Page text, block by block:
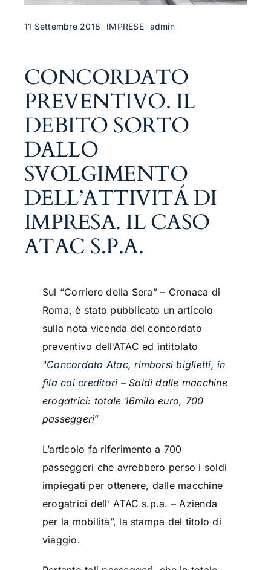
11 Settembre 2018 IMPRESE admin
CONCORDATO
PREVENTIVO. IL
DEBITO SORTO
DALLO
SVOLGIMENTO
DELL’ATTIVITÁ DI
IMPRESA. IL CASO
ATAC S.P.A.
Sul “Corriere della Sera” – Cronaca di
Roma, è stato pubblicato un articolo
sulla nota vicenda del concordato
preventivo dell’ATAC ed intitolato
“Concordato Atac, rimborsi biglietti, in
fila coi creditori – Soldi dalle macchine
erogatrici: totale 16mila euro, 700
passeggeri”
L’articolo fa riferimento a 700
passeggeri che avrebbero perso i soldi
impiegati per ottenere, dalle macchine
erogatrici dell’ ATAC s.p.a. – Azienda
per la mobilità”, la stampa del titolo di
viaggio.